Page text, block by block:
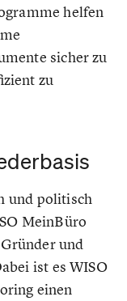
helfen
sicher zu
zu
und politisch
MeinBüro
und
ist es WISO
einen